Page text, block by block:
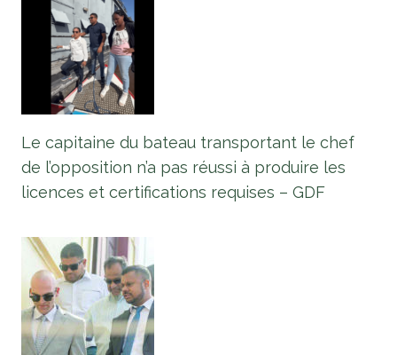
Le capitaine du bateau transportant le chef
de l’opposition n’a pas réussi à produire les
licences et certifications requises – GDF